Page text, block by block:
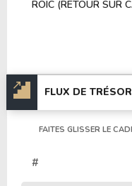
ROIC (RETOUR SUR
FLUX DE
FAITES GLISSER LE
#